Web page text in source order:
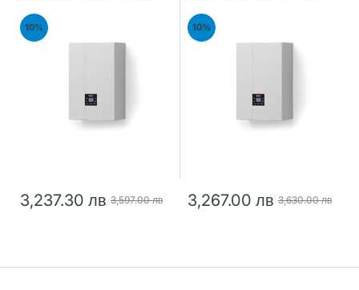
24kW
10%
3,237.30 лв 3,597.00 лв
28kW
10%
3,267.00 лв 3,630.00 лв